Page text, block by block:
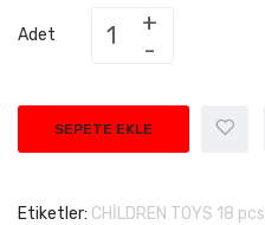
Adet
SEPETE EKLE
Etiketler: CHİLDREN TOYS 18 pcs